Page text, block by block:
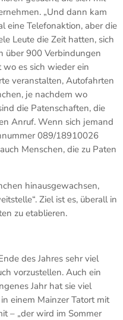
„Und dann kam
eine Telefonaktion, aber die
Leute die Zeit hatten, sich
über 900 Verbindungen
es sich wieder ein
veranstalten, Autofahrten
je nachdem wo
die Patenschaften, die
Anruf. Wenn sich jemand
089/18910026
Menschen, die zu Paten
hinausgewachsen,
Ziel ist es, überall in
zu etablieren.
des Jahres sehr viel
vorzustellen. Auch ein
Jahr hat sie viel
einem Mainzer Tatort mit
– „der wird im Sommer